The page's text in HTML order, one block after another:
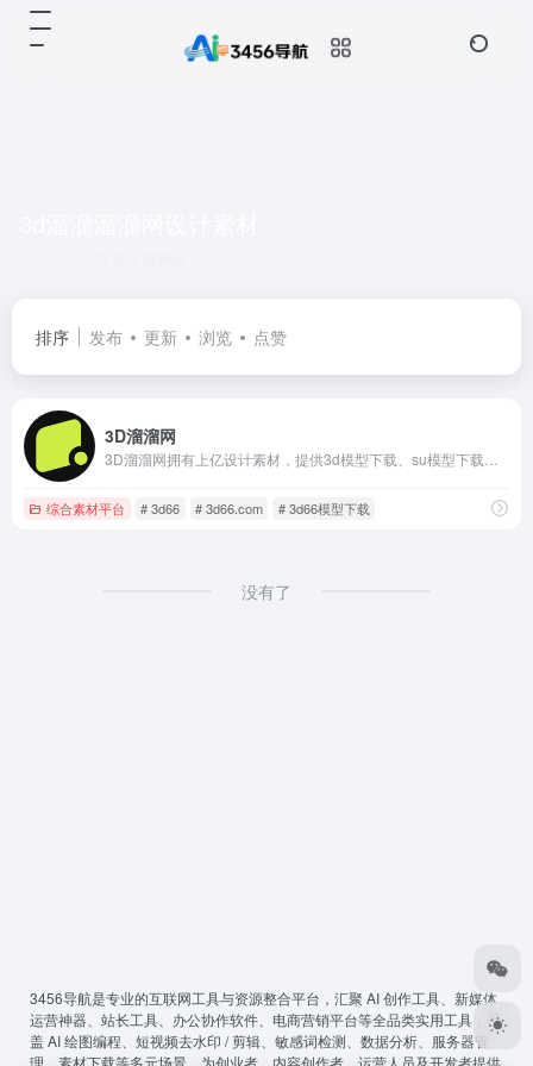
排序 发布 更新 浏览 点赞
3D溜溜网
综合素材平台 # 3d66 # 3d66.com # 3d66模型下载
没有了
3456导航是专业的互联网工具与资源整合平台，汇聚 AI 创作工具、新媒体
运营神器、站长工具、办公协作软件、电商营销平台等全品类实用工具，覆
盖 AI 绘图编程、短视频去水印 / 剪辑、敏感词检测、数据分析、服务器管
理、素材下载等多元场景，为创业者、内容创作者、运营人员及开发者提供